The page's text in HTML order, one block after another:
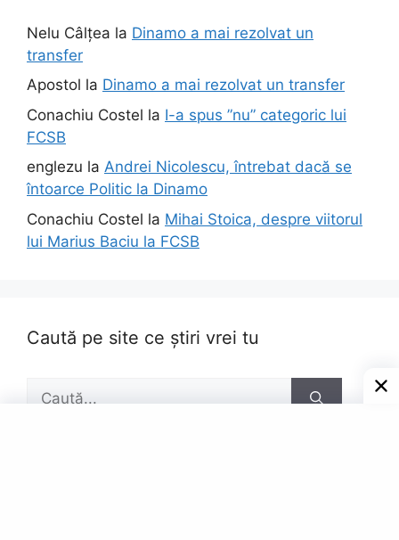
Nelu Câlțea la Dinamo a mai rezolvat un
transfer
Apostol la Dinamo a mai rezolvat un transfer
Conachiu Costel la I-a spus ”nu” categoric lui
FCSB
englezu la Andrei Nicolescu, întrebat dacă se
întoarce Politic la Dinamo
Conachiu Costel la Mihai Stoica, despre viitorul
lui Marius Baciu la FCSB
Caută pe site ce știri vrei tu
după: